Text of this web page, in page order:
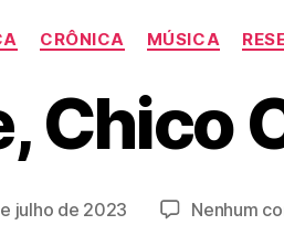
Categorias
CRÔNICA MÚSICA
Chico
julho de 2023 Nenhum